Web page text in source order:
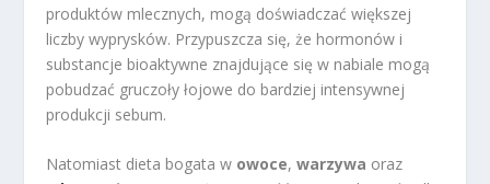
produktów mlecznych, mogą doświadczać większej
liczby wyprysków. Przypuszcza się, że hormonów i
substancje bioaktywne znajdujące się w nabiale mogą
pobudzać gruczoły łojowe do bardziej intensywnej
produkcji sebum.
Natomiast dieta bogata w owoce,warzywa oraz